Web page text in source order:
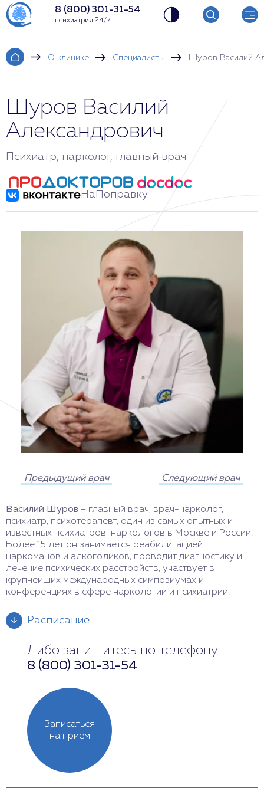
8 (800) 301-31-54
психиатрия 24/7
О клинике Специалисты Шуров Василий
Шуров Василий
Александрович
Психиатр, нарколог, главный врач
НаПоправку
Следующий врач
Предыдущий врач
Василий Шуров – главный врач, врач-нарколог,
психиатр, психотерапевт, один из самых опытных и
известных психиатров-наркологов в Москве и России.
Более 15 лет он занимается реабилитацией
наркоманов и алкоголиков, проводит диагностику и
лечение психических расстройств, участвует в
крупнейших международных симпозиумах и
конференциях в сфере наркологии и психиатрии.
Расписание
Понедельник 11:00 - 19:00
Среда
Пятница
Записаться
на прием
Либо запишитесь по телефону
8 (800) 301-31-54